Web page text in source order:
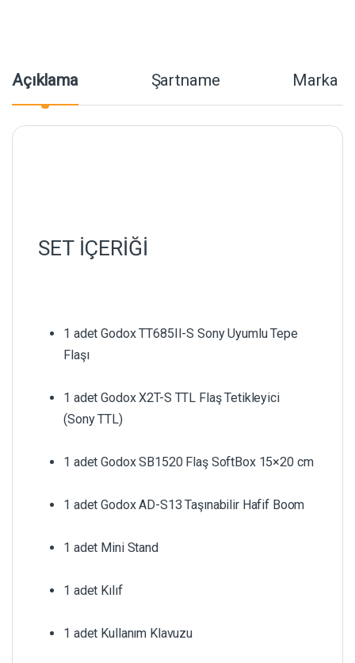
Açıklama Şartname Marka
SET İÇERİĞİ
1 adet Godox TT685II-S Sony Uyumlu Tepe
Flaşı
1 adet Godox X2T-S TTL Flaş Tetikleyici
(Sony TTL)
1 adet Godox SB1520 Flaş SoftBox 15×20 cm
1 adet Godox AD-S13 Taşınabilir Hafif Boom
1 adet Mini Stand
1 adet Kılıf
1 adet Kullanım Klavuzu